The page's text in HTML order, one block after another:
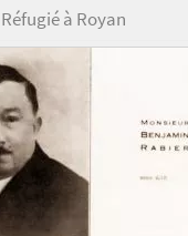
Réfugié à Royan